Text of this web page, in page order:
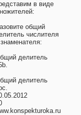
в виде
общий
числителя
делитель
делитель